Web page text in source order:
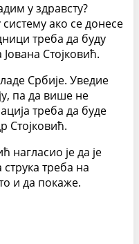
у здравсту?
ако се донесе
треба да буду
Стојковић.
Србије. Уведие
па да више не
треба да буде
Стојковић.
нагласио је да је
струка треба на
и да покаже.